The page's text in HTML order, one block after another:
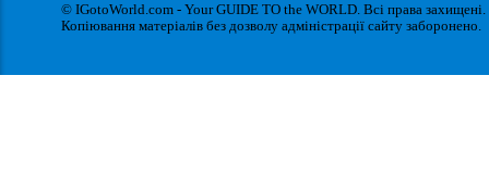
© IGotoWorld.com - Your GUIDE TO the WORLD. Всі права захищені.
Копіювання матеріалів без дозволу адміністрації сайту заборонено.